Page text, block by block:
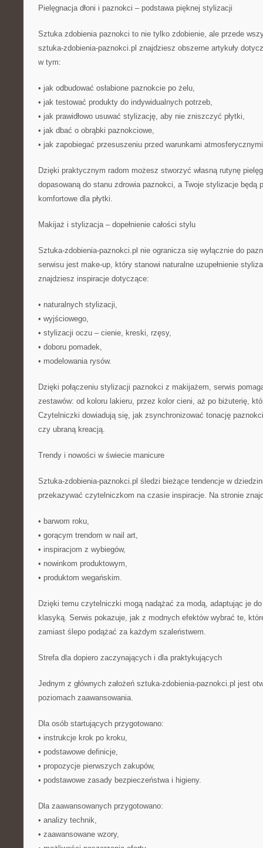
Pielęgnacja dłoni i paznokci – podstawa pięknej stylizacji
Sztuka zdobienia paznokci to nie tylko zdobienie, ale przede
sztuka-zdobienia-paznokci.pl znajdziesz obszerne artykuły
w tym:
• jak odbudować osłabione paznokcie po żelu,
• jak testować produkty do indywidualnych potrzeb,
• jak prawidłowo usuwać stylizację, aby nie zniszczyć płytki,
• jak dbać o obrąbki paznokciowe,
• jak zapobiegać przesuszeniu przed warunkami
Dzięki praktycznym radom możesz stworzyć własną rutynę
dopasowaną do stanu zdrowia paznokci, a Twoje stylizacje będą
komfortowe dla płytki.
Makijaż i stylizacja – dopełnienie całości stylu
Sztuka-zdobienia-paznokci.pl nie ogranicza się wyłącznie do
serwisu jest make-up, który stanowi naturalne uzupełnienie
znajdziesz inspiracje dotyczące:
• naturalnych stylizacji,
• wyjściowego,
• stylizacji oczu – cienie, kreski, rzęsy,
• doboru pomadek,
• modelowania rysów.
Dzięki połączeniu stylizacji paznokci z makijażem, serwis
zestawów: od koloru lakieru, przez kolor cieni, aż po biżuterię,
Czytelniczki dowiadują się, jak zsynchronizować tonację
czy ubraną kreacją.
Trendy i nowości w świecie manicure
Sztuka-zdobienia-paznokci.pl śledzi bieżące tendencje w
przekazywać czytelniczkom na czasie inspiracje. Na stronie
• barwom roku,
• gorącym trendom w nail art,
• inspiracjom z wybiegów,
• nowinkom produktowym,
• produktom wegańskim.
Dzięki temu czytelniczki mogą nadążać za modą, adaptując je do
klasyką. Serwis pokazuje, jak z modnych efektów wybrać te,
zamiast ślepo podążać za każdym szaleństwem.
Strefa dla dopiero zaczynających i dla praktykujących
Jednym z głównych założeń sztuka-zdobienia-paznokci.pl jest
poziomach zaawansowania.
Dla osób startujących przygotowano:
• instrukcje krok po kroku,
• podstawowe definicje,
• propozycje pierwszych zakupów,
• podstawowe zasady bezpieczeństwa i higieny.
Dla zaawansowanych przygotowano:
• analizy technik,
• zaawansowane wzory,